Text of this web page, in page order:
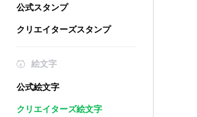
公式スタンプ
クリエイターズスタンプ
絵文字
公式絵文字
クリエイターズ絵文字